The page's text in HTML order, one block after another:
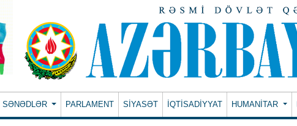
SƏNƏDLƏR PARLAMENT SİYASƏT İQTİSADİYYAT HUMANITAR